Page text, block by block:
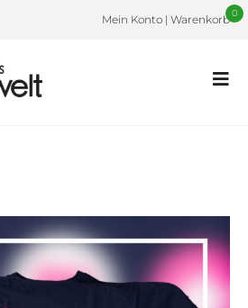
0
Mein Konto | Warenkorb